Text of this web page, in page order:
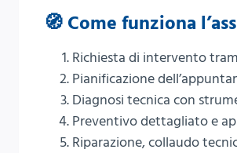
🧭 Come funziona
Richiesta di intervento
Pianificazione
Diagnosi tecnica con
Preventivo dettagliato e
Riparazione, collaudo